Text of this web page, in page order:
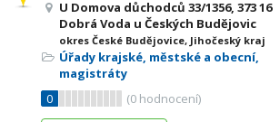
U Domova důchodců 33/1356, 373 16
Dobrá Voda u Českých Budějovic
okres České Budějovice, Jihočeský kraj
Úřady krajské, městské a obecní,
magistráty
0
(0 hodnocení)